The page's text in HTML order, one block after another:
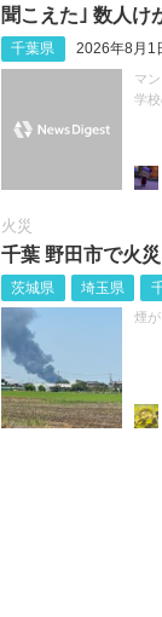
聞こえた｣ 数人け
千葉県 2026年8月1
マ
学
火災
千葉 野田市で火
茨城県 埼玉県
煙